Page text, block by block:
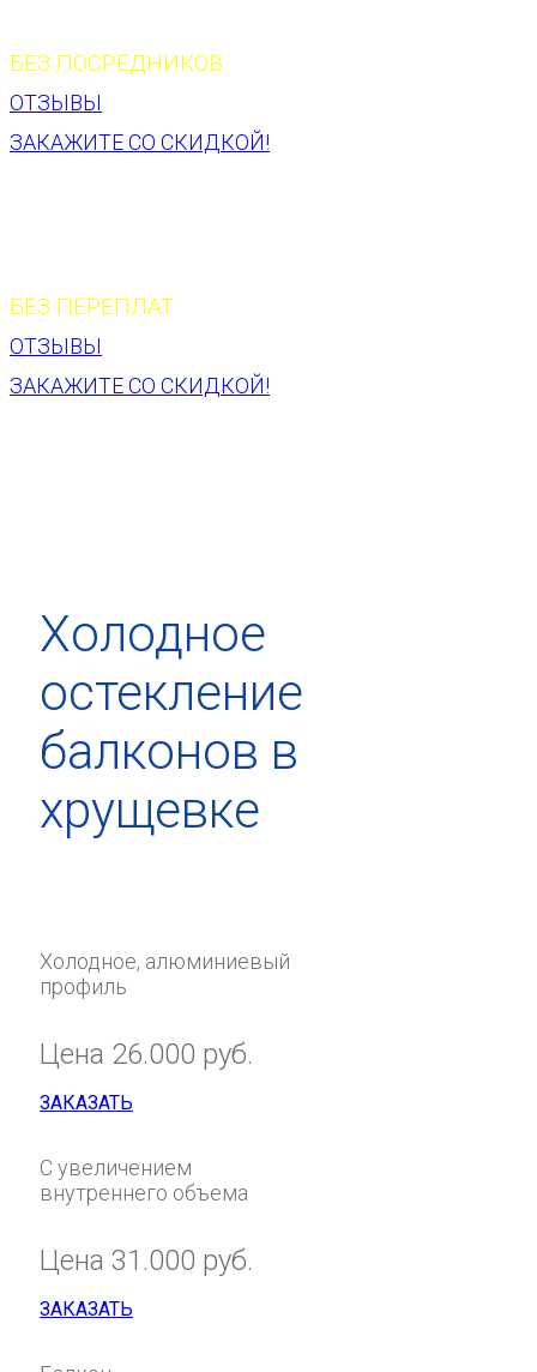
БЕЗ ПОСРЕДНИКОВ
ОТЗЫВЫ
ЗАКАЖИТЕ СО СКИДКОЙ!
БЕЗ ПЕРЕПЛАТ
ОТЗЫВЫ
ЗАКАЖИТЕ СО СКИДКОЙ!
Холодное
остекление
балконов в
хрущевке
Холодное, алюминиевый
профиль
Цена 26.000 руб.
ЗАКАЗАТЬ
С увеличением
внутреннего объема
Цена 31.000 руб.
ЗАКАЗАТЬ